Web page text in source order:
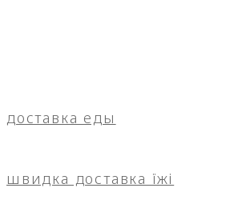
доставка еды
швидка доставка їжі